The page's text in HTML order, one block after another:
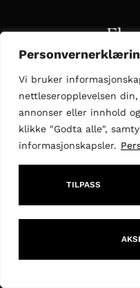
Vi bruker
nettleseropplevelsen
annonser eller innhold
klikke "Godta alle",
informasjonskapsler.
TILPASS